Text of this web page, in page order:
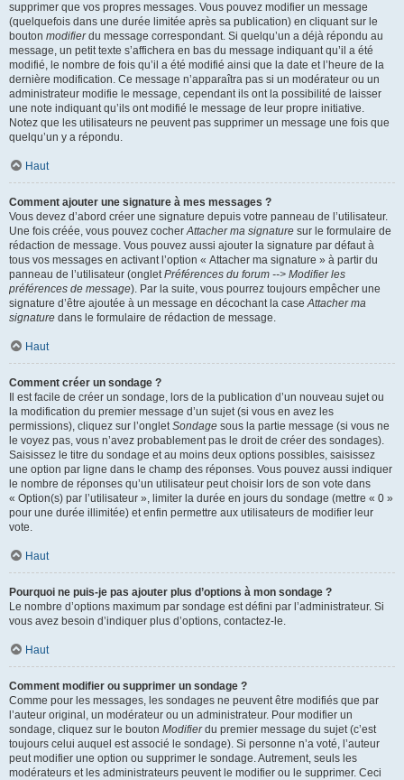
supprimer que vos propres messages. Vous pouvez modifier un message
(quelquefois dans une durée limitée après sa publication) en cliquant sur le
bouton modifierdu message correspondant. Si quelqu’un a déjà répondu au
message, un petit texte s’affichera en bas du message indiquant qu’il a été
modifié, le nombre de fois qu’il a été modifié ainsi que la date et l’heure de la
dernière modification. Ce message n’apparaîtra pas si un modérateur ou un
administrateur modifie le message, cependant ils ont la possibilité de laisser
une note indiquant qu’ils ont modifié le message de leur propre initiative.
Notez que les utilisateurs ne peuvent pas supprimer un message une fois que
quelqu’un y a répondu.
Haut
Comment ajouter une signature à mes messages ?
Vous devez d’abord créer une signature depuis votre panneau de l’utilisateur.
Une fois créée, vous pouvez cocherAttacher ma signature sur le formulaire de
rédaction de message. Vous pouvez aussi ajouter la signature par défaut à
tous vos messages en activant l’option « Attacher ma signature » à partir du
panneau de l’utilisateur (ongletPréférences du forum --> Modifier les
préférences de message). Par la suite, vous pourrez toujours empêcher une
signature d’être ajoutée à un message en décochant la caseAttacher ma
signature dans le formulaire de rédaction de message.
Haut
Comment créer un sondage ?
Il est facile de créer un sondage, lors de la publication d’un nouveau sujet ou
la modification du premier message d’un sujet (si vous en avez les
permissions), cliquez sur l’ongletSondage sous la partie message (si vous ne
le voyez pas, vous n’avez probablement pas le droit de créer des sondages).
Saisissez le titre du sondage et au moins deux options possibles, saisissez
une option par ligne dans le champ des réponses. Vous pouvez aussi indiquer
le nombre de réponses qu’un utilisateur peut choisir lors de son vote dans
« Option(s) par l’utilisateur », limiter la durée en jours du sondage (mettre « 0 »
pour une durée illimitée) et enfin permettre aux utilisateurs de modifier leur
vote.
Haut
Pourquoi ne puis-je pas ajouter plus d’options à mon sondage ?
Le nombre d’options maximum par sondage est défini par l’administrateur. Si
vous avez besoin d’indiquer plus d’options, contactez-le.
Haut
Comment modifier ou supprimer un sondage ?
Comme pour les messages, les sondages ne peuvent être modifiés que par
l’auteur original, un modérateur ou un administrateur. Pour modifier un
sondage, cliquez sur le bouton Modifierdu premier message du sujet (c’est
toujours celui auquel est associé le sondage). Si personne n’a voté, l’auteur
peut modifier une option ou supprimer le sondage. Autrement, seuls les
modérateurs et les administrateurs peuvent le modifier ou le supprimer. Ceci